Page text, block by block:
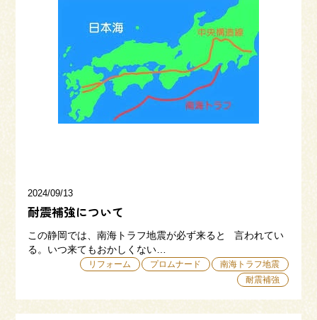
来場予約 お問い合わせ 資料請求
2024/09/13
耐震補強について
この静岡では、南海トラフ地震が必ず来ると 言われてい
る。いつ来てもおかしくない…
リフォーム プロムナード
南海トラフ地震
耐震補強